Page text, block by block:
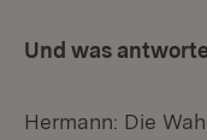
Und was
Hermann: Die